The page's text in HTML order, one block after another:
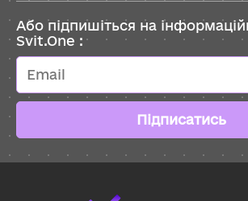
Або підпишіться на
Svit.One :
Підписатись